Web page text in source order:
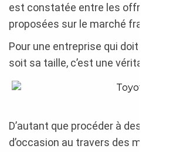
est constatée entre les offres de
proposées sur le marché français.
Pour une entreprise qui doit
soit sa taille, c’est une véritable
D’autant que procéder à des
d’occasion au travers des marchés